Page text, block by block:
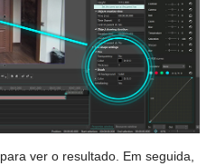
para ver o resultado. Em seguida,